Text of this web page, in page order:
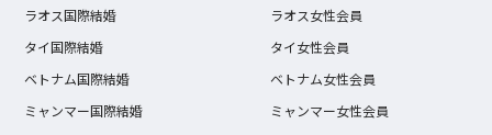
ラオス国際結婚
タイ国際結婚
ベトナム国際結婚
ミャンマー国際結婚
ラオス女性会員
タイ女性会員
ベトナム女性会員
ミャンマー女性会員